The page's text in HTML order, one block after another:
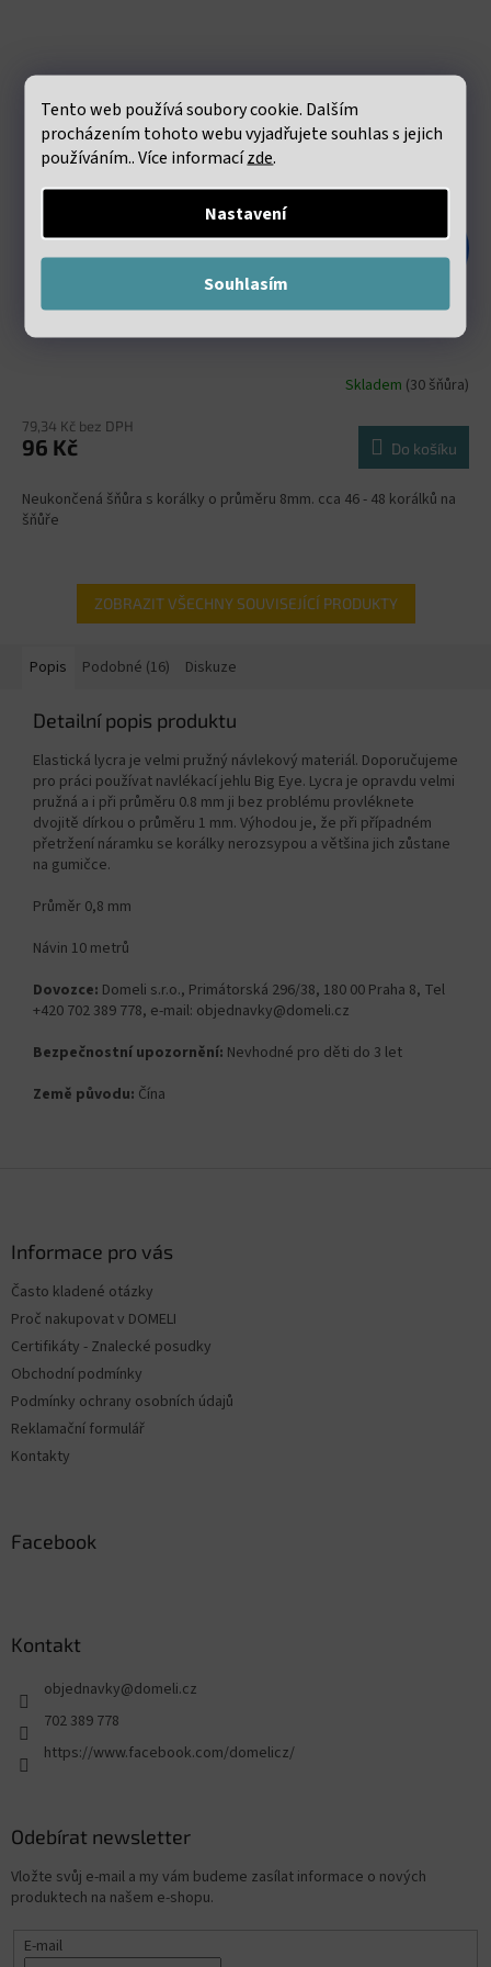
Tento web používá soubory cookie. Dalším
procházením tohoto webu vyjadřujete souhlas s jejich
používáním.. Více informacízde.
Nastavení
Souhlasím
126 Kč
–23 %
Achát černý matný 8mm šňůra (46 - 48 korálků)
Skladem (30 šňůra)
79,34 Kč bez DPH
96 Kč Do košíku
Neukončená šňůra s korálky o průměru 8mm. cca 46 - 48 korálků na
šňůře
ZOBRAZIT VŠECHNY SOUVISEJÍCÍ PRODUKTY
Popis Podobné (16) Diskuze
Detailní popis produktu
Elastická lycra je velmi pružný návlekový materiál. Doporučujeme
pro práci používat navlékací jehlu Big Eye. Lycra je opravdu velmi
pružná a i při průměru 0.8 mm ji bez problému provléknete
dvojitě dírkou o průměru 1 mm. Výhodou je, že při případném
přetržení náramku se korálky nerozsypou a většina jich zůstane
na gumičce.
Průměr 0,8 mm
Návin 10 metrů
Dovozce: Domeli s.r.o., Primátorská 296/38, 180 00 Praha 8, Tel
+420 702 389 778, e-mail: objednavky@domeli.cz
Bezpečnostní upozornění: Nevhodné pro děti do 3 let
Země původu: Čína
Informace pro vás
Často kladené otázky
Proč nakupovat v DOMELI
Certifikáty - Znalecké posudky
Obchodní podmínky
Podmínky ochrany osobních údajů
Reklamační formulář
Kontakty
Facebook
Kontakt
objednavky@domeli.cz
702 389 778
https://www.facebook.com/domelicz/
Odebírat newsletter
Vložte svůj e-mail a my vám budeme zasílat informace o nových
produktech na našem e-shopu.
E-mail